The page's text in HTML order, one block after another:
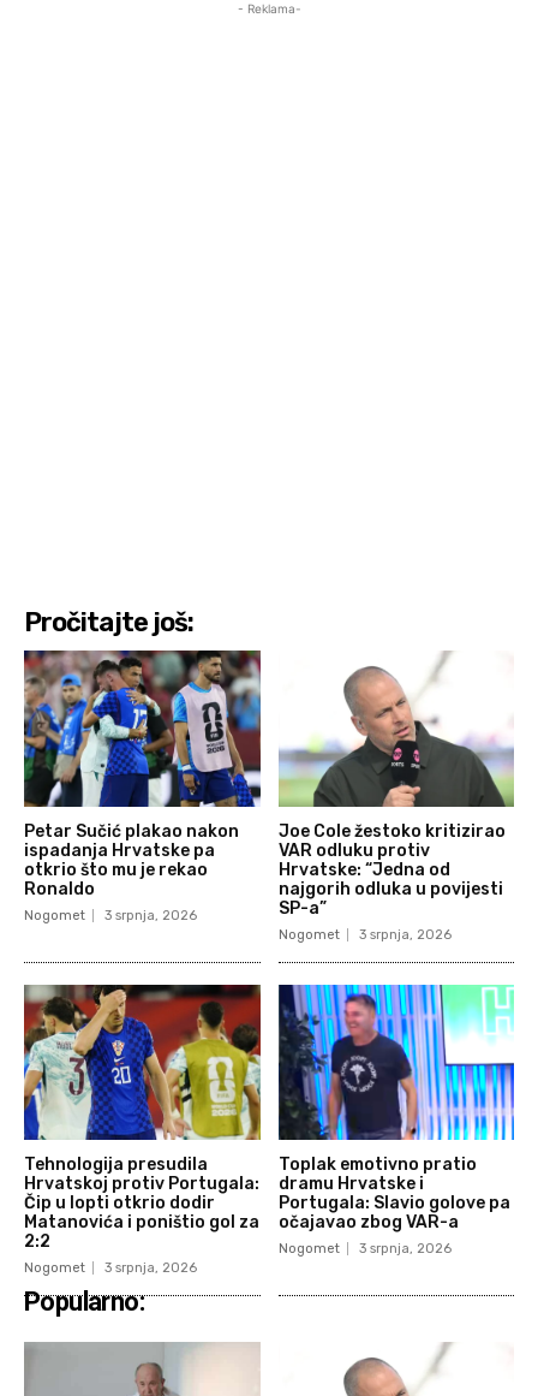
- Reklama-
Pročitajte još:
Petar Sučić plakao nakon
ispadanja Hrvatske pa
otkrio što mu je rekao
Ronaldo
Nogomet 3 srpnja, 2026
Joe Cole žestoko kritizirao
VAR odluku protiv
Hrvatske: “Jedna od
najgorih odluka u povijesti
SP-a”
Nogomet 3 srpnja, 2026
Tehnologija presudila
Hrvatskoj protiv Portugala:
Čip u lopti otkrio dodir
Matanovića i poništio gol za
2:2
Nogomet 3 srpnja, 2026
Toplak emotivno pratio
dramu Hrvatske i
Portugala: Slavio golove pa
očajavao zbog VAR-a
Nogomet 3 srpnja, 2026
Popularno: